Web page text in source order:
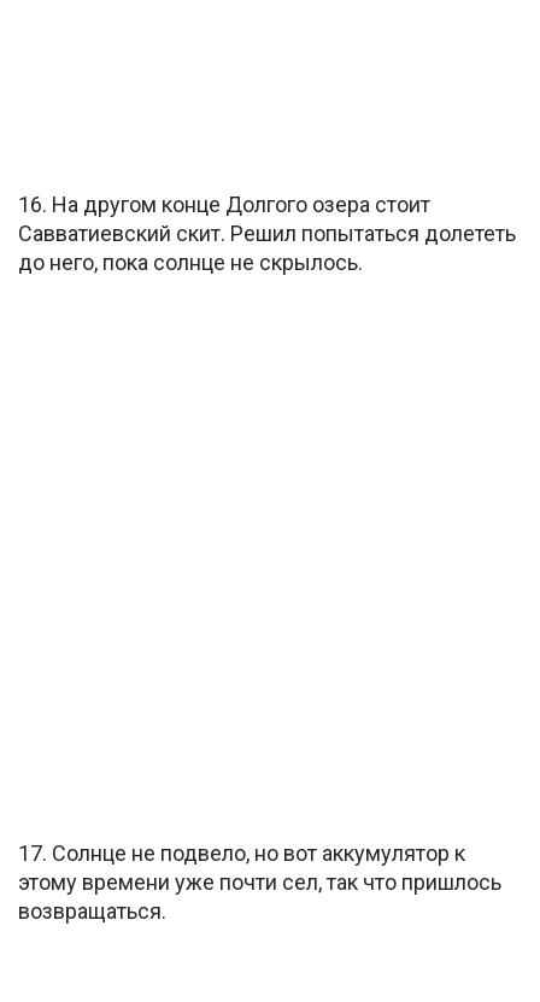
16. На другом конце Долгого озера стоит
Савватиевский скит. Решил попытаться долететь
до него, пока солнце не скрылось.
17. Солнце не подвело, но вот аккумулятор к
этому времени уже почти сел, так что пришлось
возвращаться.